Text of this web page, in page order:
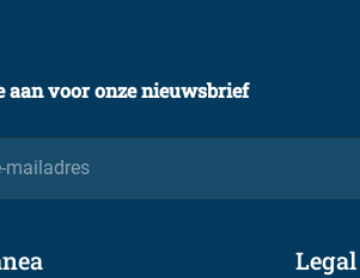
aan voor onze nieuwsbrief
Legal